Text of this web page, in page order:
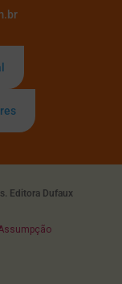
Editora Dufaux